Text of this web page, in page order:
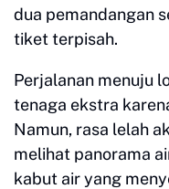
dua pemandangan
tiket terpisah.
Perjalanan menuju
tenaga ekstra
Namun, rasa lelah
melihat panorama
kabut air yang